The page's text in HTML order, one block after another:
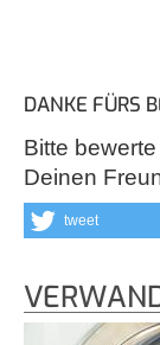
DANKE FÜRS
Bitte
Deinen
tweet